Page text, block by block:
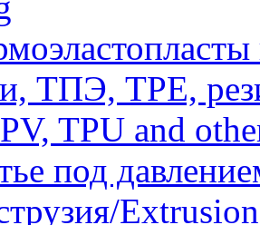
ТПЭ, TPE,
TPU and
под
Extrusion